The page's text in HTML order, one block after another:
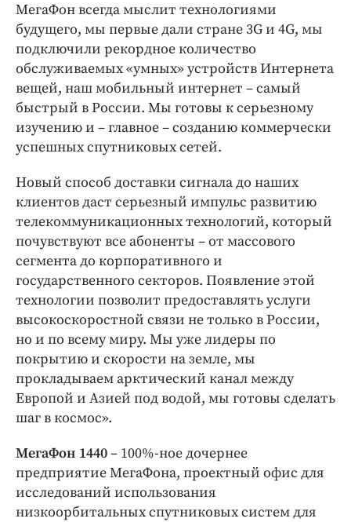
МегаФон всегда мыслит технологиями
будущего, мы первые дали стране 3G и 4G, мы
подключили рекордное количество
обслуживаемых «умных» устройств Интернета
вещей, наш мобильный интернет – самый
быстрый в России. Мы готовы к серьезному
изучению и – главное – созданию коммерчески
успешных спутниковых сетей.
Новый способ доставки сигнала до наших
клиентов даст серьезный импульс развитию
телекоммуникационных технологий, который
почувствуют все абоненты – от массового
сегмента до корпоративного и
государственного секторов. Появление этой
технологии позволит предоставлять услуги
высокоскоростной связи не только в России,
но и по всему миру. Мы уже лидеры по
покрытию и скорости на земле, мы
прокладываем арктический канал между
Европой и Азией под водой, мы готовы сделать
шаг в космос».
МегаФон 1440– 100%-ное дочернее
предприятие МегаФона, проектный офис для
исследований использования
низкоорбитальных спутниковых систем для